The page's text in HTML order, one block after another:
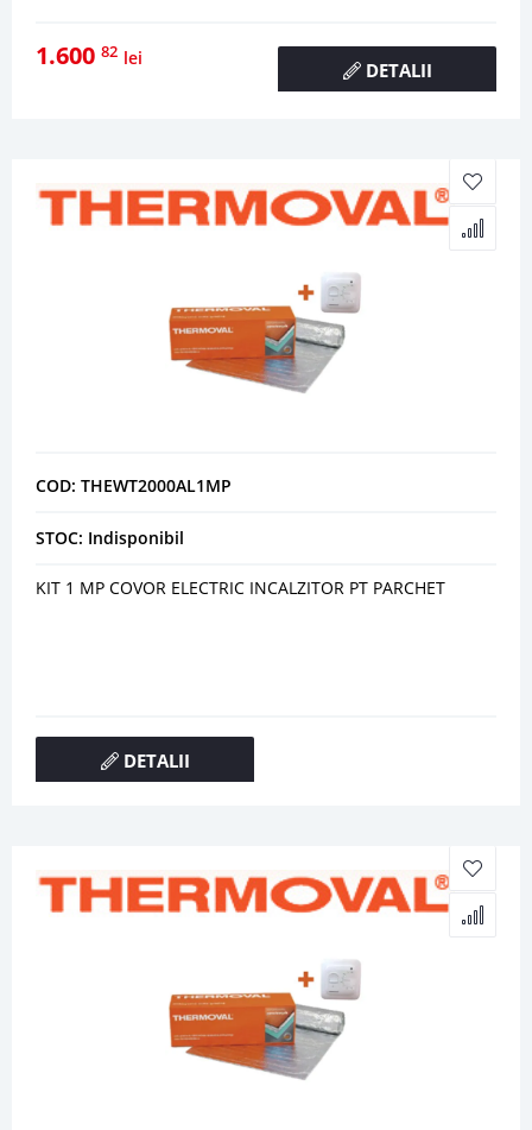
1.600 82 lei
DETALII
COD: THEWT2000AL1MP
STOC: Indisponibil
KIT 1 MP COVOR ELECTRIC INCALZITOR PT PARCHET
DETALII